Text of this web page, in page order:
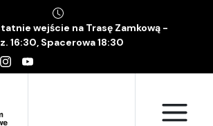
wejście na Trasę Zamkową -
16:30, Spacerowa 18:30